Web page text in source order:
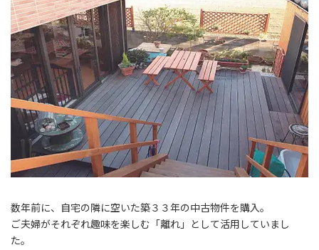
数年前に、自宅の隣に空いた築３３年の中古物件を購入。
ご夫婦がそれぞれ趣味を楽しむ「離れ」として活用していまし
た。